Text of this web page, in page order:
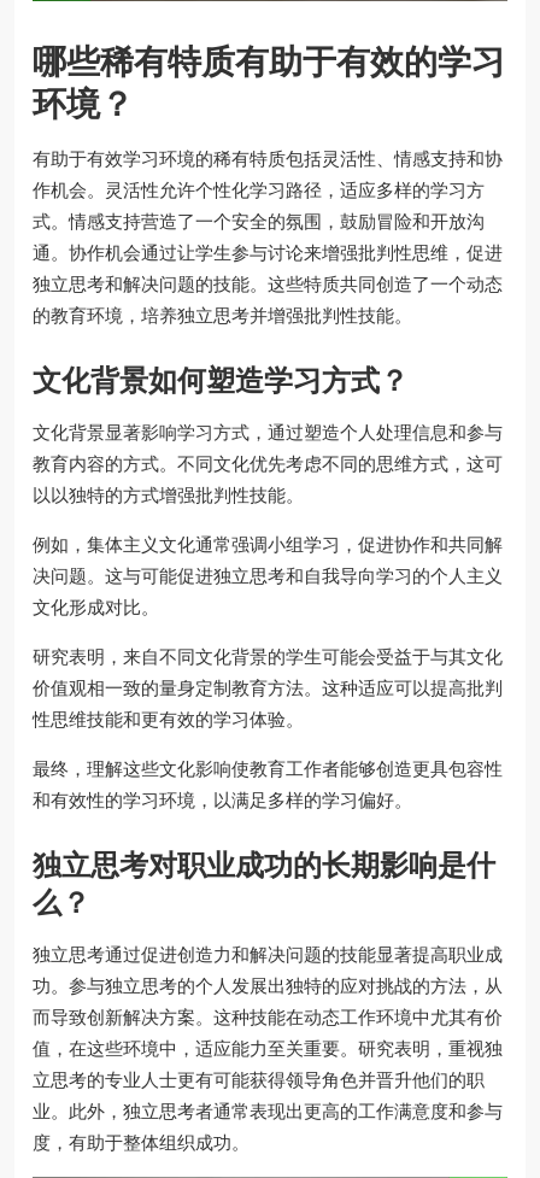
哪些稀有特质有助于有效的学习
环境？
有助于有效学习环境的稀有特质包括灵活性、情感支持和协
作机会。灵活性允许个性化学习路径，适应多样的学习方
式。情感支持营造了一个安全的氛围，鼓励冒险和开放沟
通。协作机会通过让学生参与讨论来增强批判性思维，促进
独立思考和解决问题的技能。这些特质共同创造了一个动态
的教育环境，培养独立思考并增强批判性技能。
文化背景如何塑造学习方式？
文化背景显著影响学习方式，通过塑造个人处理信息和参与
教育内容的方式。不同文化优先考虑不同的思维方式，这可
以以独特的方式增强批判性技能。
例如，集体主义文化通常强调小组学习，促进协作和共同解
决问题。这与可能促进独立思考和自我导向学习的个人主义
文化形成对比。
研究表明，来自不同文化背景的学生可能会受益于与其文化
价值观相一致的量身定制教育方法。这种适应可以提高批判
性思维技能和更有效的学习体验。
最终，理解这些文化影响使教育工作者能够创造更具包容性
和有效性的学习环境，以满足多样的学习偏好。
独立思考对职业成功的长期影响是什
么？
独立思考通过促进创造力和解决问题的技能显著提高职业成
功。参与独立思考的个人发展出独特的应对挑战的方法，从
而导致创新解决方案。这种技能在动态工作环境中尤其有价
值，在这些环境中，适应能力至关重要。研究表明，重视独
立思考的专业人士更有可能获得领导角色并晋升他们的职
业。此外，独立思考者通常表现出更高的工作满意度和参与
度，有助于整体组织成功。